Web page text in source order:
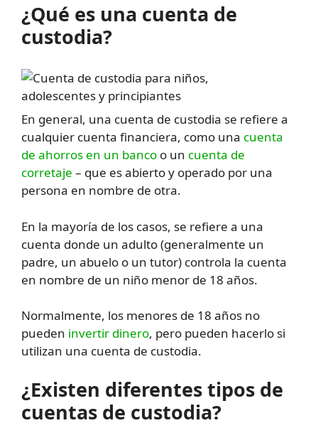
¿Qué es una cuenta de
custodia?
En general, una cuenta de custodia se refiere a
cualquier cuenta financiera, como una cuenta
de ahorros en un banco o un cuenta de
corretaje – que es abierto y operado por una
persona en nombre de otra.
En la mayoría de los casos, se refiere a una
cuenta donde un adulto (generalmente un
padre, un abuelo o un tutor) controla la cuenta
en nombre de un niño menor de 18 años.
Normalmente, los menores de 18 años no
pueden invertir dinero, pero pueden hacerlo si
utilizan una cuenta de custodia.
¿Existen diferentes tipos de
cuentas de custodia?